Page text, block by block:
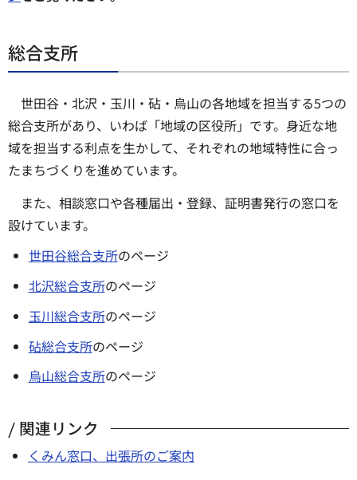
総合支所
世田谷・北沢・玉川・砧・烏山の各地域を担当する5つの
総合支所があり、いわば「地域の区役所」です。身近な地
域を担当する利点を生かして、それぞれの地域特性に合っ
たまちづくりを進めています。
また、相談窓口や各種届出・登録、証明書発行の窓口を
設けています。
世田谷総合支所のページ
北沢総合支所のページ
玉川総合支所のページ
砧総合支所のページ
烏山総合支所のページ
関連リンク
くみん窓口、出張所のご案内